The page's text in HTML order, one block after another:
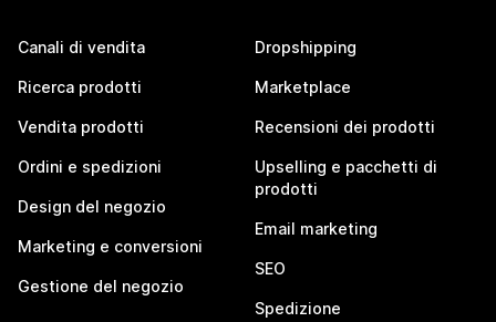
Canali di vendita
Ricerca prodotti
Vendita prodotti
Ordini e spedizioni
Design del negozio
Marketing e conversioni
Gestione del negozio
Dropshipping
Marketplace
Recensioni dei prodotti
Upselling e pacchetti di
prodotti
Email marketing
SEO
Spedizione